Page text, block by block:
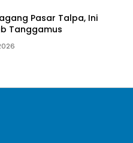
Pasar Talpa, Ini
Tanggamus